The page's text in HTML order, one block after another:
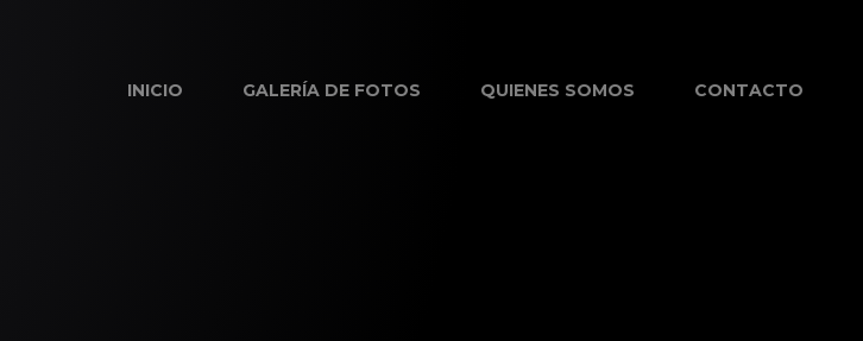
INICIO GALERÍA DE FOTOS QUIENES SOMOS CONTACTO